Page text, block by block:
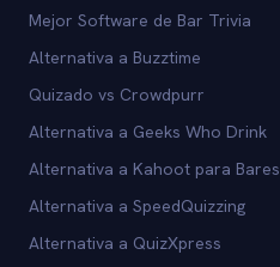
Mejor Software de Bar Trivia
Alternativa a Buzztime
Quizado vs Crowdpurr
Alternativa a Geeks Who Drink
Alternativa a Kahoot para Bares
Alternativa a SpeedQuizzing
Alternativa a QuizXpress